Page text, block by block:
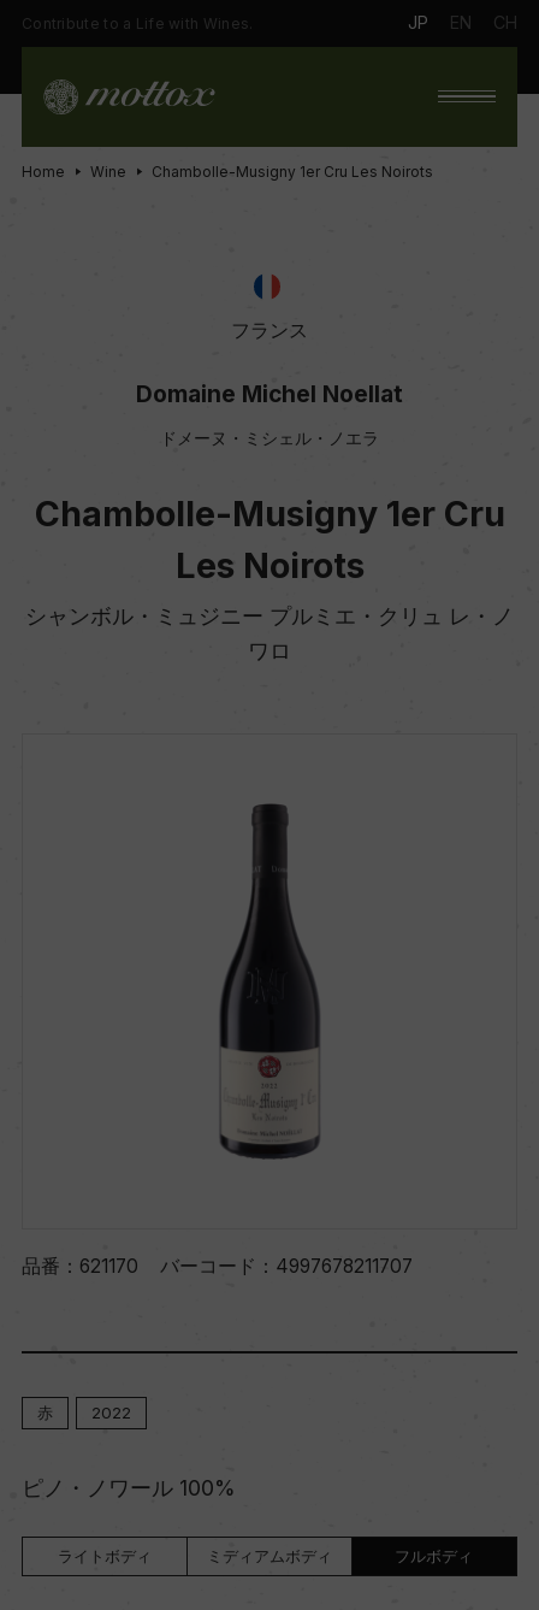
Contribute to a Life with Wines. JP EN CH
Home Wine Chambolle-Musigny 1er Cru Les Noirots
フランス
Domaine Michel Noellat
ドメーヌ・ミシェル・ノエラ
Chambolle-Musigny 1er Cru
Les Noirots
シャンボル・ミュジニー プルミエ・クリュ レ・ノ
ワロ
品番： 621170 バーコード： 4997678211707
赤 2022
ピノ・ノワール 100%
ライトボディ ミディアムボディ フルボディ